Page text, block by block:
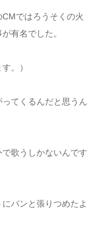
ではろうそくの火
有名でした。
。）
てくるんだと思うん
歌うしかないんです
パンと張りつめたよ